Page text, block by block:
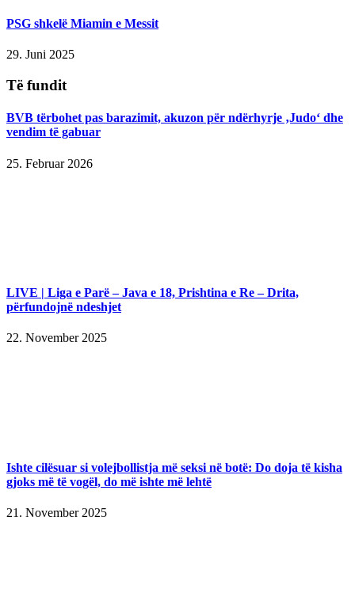
PSG shkelë Miamin e Messit
29. Juni 2025
Të fundit
BVB tërbohet pas barazimit, akuzon për ndërhyrje ‚Judo‘ dhe
vendim të gabuar
25. Februar 2026
LIVE | Liga e Parë – Java e 18, Prishtina e Re – Drita,
përfundojnë ndeshjet
22. November 2025
Ishte cilësuar si volejbollistja më seksi në botë: Do doja të kisha
gjoks më të vogël, do më ishte më lehtë
21. November 2025